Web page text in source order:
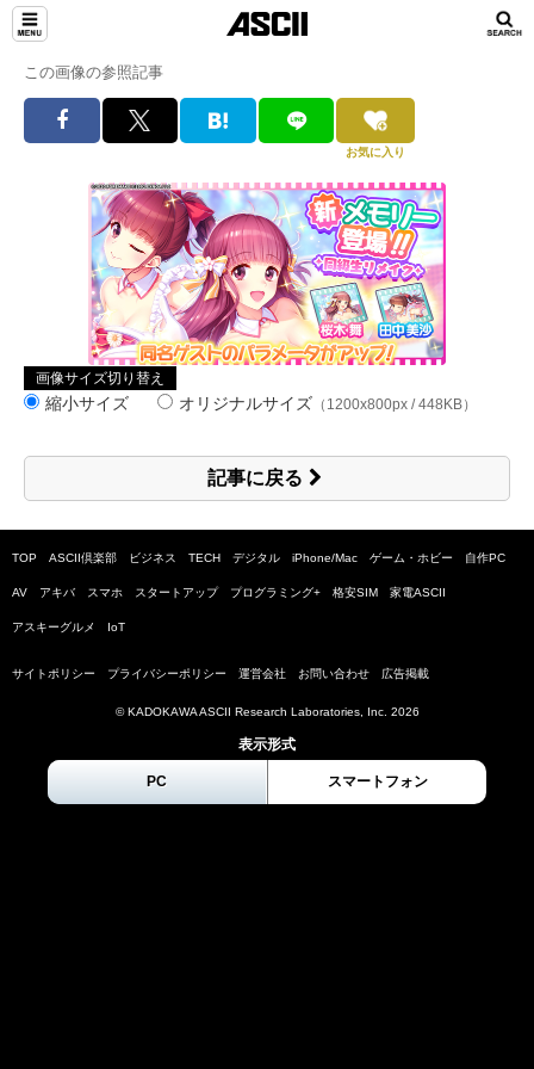
この画像の参照記事
お気に入り
画像サイズ切り替え
縮小サイズ オリジナルサイズ （1200x800px / 448KB）
記事に戻る
TOP ASCII倶楽部 ビジネス TECH デジタル iPhone/Mac ゲーム・ホビー 自作PC
AV アキバ スマホ スタートアップ プログラミング+ 格安SIM 家電ASCII
アスキーグルメ IoT
サイトポリシー プライバシーポリシー 運営会社 お問い合わせ 広告掲載
© KADOKAWA ASCII Research Laboratories, Inc. 2026
表示形式
PC スマートフォン